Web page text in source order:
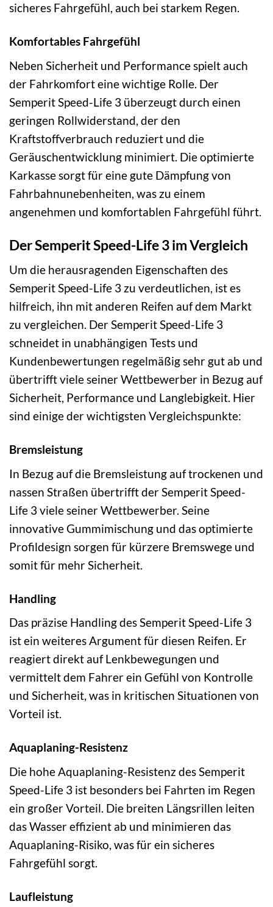
sicheres Fahrgefühl, auch bei starkem Regen.
Komfortables Fahrgefühl
Neben Sicherheit und Performance spielt auch
der Fahrkomfort eine wichtige Rolle. Der
Semperit Speed-Life 3 überzeugt durch einen
geringen Rollwiderstand, der den
Kraftstoffverbrauch reduziert und die
Geräuschentwicklung minimiert. Die optimierte
Karkasse sorgt für eine gute Dämpfung von
Fahrbahnunebenheiten, was zu einem
angenehmen und komfortablen Fahrgefühl führt.
Der Semperit Speed-Life 3 im Vergleich
Um die herausragenden Eigenschaften des
Semperit Speed-Life 3 zu verdeutlichen, ist es
hilfreich, ihn mit anderen Reifen auf dem Markt
zu vergleichen. Der Semperit Speed-Life 3
schneidet in unabhängigen Tests und
Kundenbewertungen regelmäßig sehr gut ab und
übertrifft viele seiner Wettbewerber in Bezug auf
Sicherheit, Performance und Langlebigkeit. Hier
sind einige der wichtigsten Vergleichspunkte:
Bremsleistung
In Bezug auf die Bremsleistung auf trockenen und
nassen Straßen übertrifft der Semperit Speed-
Life 3 viele seiner Wettbewerber. Seine
innovative Gummimischung und das optimierte
Profildesign sorgen für kürzere Bremswege und
somit für mehr Sicherheit.
Handling
Das präzise Handling des Semperit Speed-Life 3
ist ein weiteres Argument für diesen Reifen. Er
reagiert direkt auf Lenkbewegungen und
vermittelt dem Fahrer ein Gefühl von Kontrolle
und Sicherheit, was in kritischen Situationen von
Vorteil ist.
Aquaplaning-Resistenz
Die hohe Aquaplaning-Resistenz des Semperit
Speed-Life 3 ist besonders bei Fahrten im Regen
ein großer Vorteil. Die breiten Längsrillen leiten
das Wasser effizient ab und minimieren das
Aquaplaning-Risiko, was für ein sicheres
Fahrgefühl sorgt.
Laufleistung